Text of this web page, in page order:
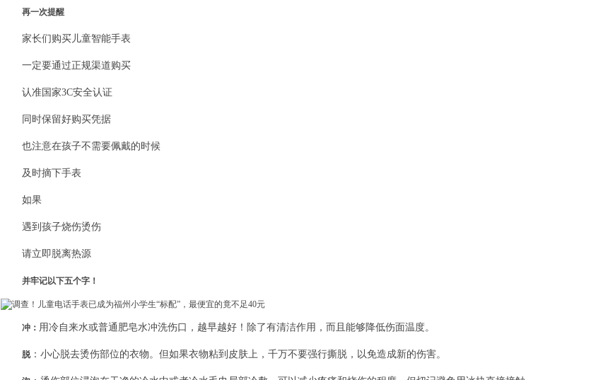
再一次提醒
家长们购买儿童智能手表
一定要通过正规渠道购买
认准国家3C安全认证
同时保留好购买凭据
也注意在孩子不需要佩戴的时候
及时摘下手表
如果
遇到孩子烧伤烫伤
请立即脱离热源
并牢记以下五个字！
冲： 用冷自来水或普通肥皂水冲洗伤口，越早越好！除了有清洁作用，而且能够降低伤面温度。
脱：小心脱去烫伤部位的衣物。但如果衣物粘到皮肤上，千万不要强行撕脱，以免造成新的伤害。